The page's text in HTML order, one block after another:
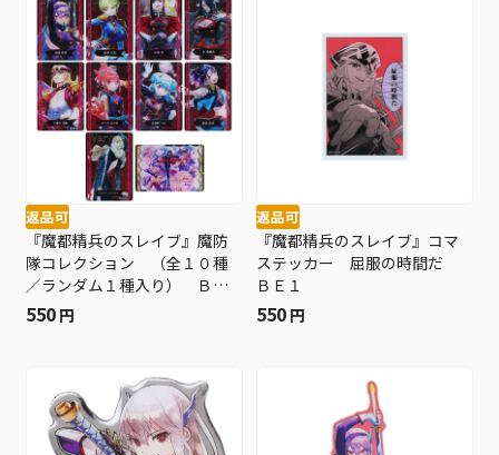
返品可
『魔都精兵のスレイブ』魔防
隊コレクション （全１０種
／ランダム１種入り） ＢＥ
１
550 円
返品可
『魔都精兵のスレイブ』コマ
ステッカー 屈服の時間だ
ＢＥ１
550 円